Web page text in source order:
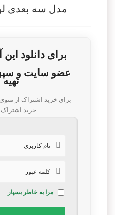
مدل سه بعدی
برای دانلود این
عضو سایت و
تهیه
برای خرید اشتراک از
خرید اشتراک
مرا به خاطر بسپار